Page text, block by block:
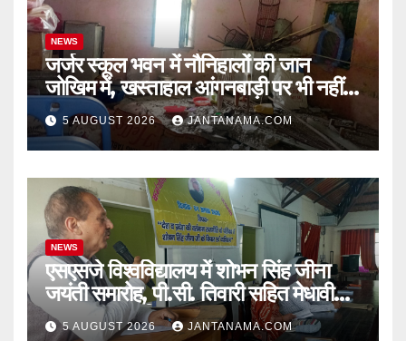
NEWS
जर्जर स्कूल भवन में नौनिहालों की जान
जोखिम में, खस्ताहाल आंगनबाड़ी पर भी नहीं
जागा प्रशासन
5 AUGUST 2026 JANTANAMA.COM
NEWS
एसएसजे विश्वविद्यालय में शोभन सिंह जीना
जयंती समारोह, पी.सी. तिवारी सहित मेधावी
छात्र हुए सम्मानित
5 AUGUST 2026 JANTANAMA.COM